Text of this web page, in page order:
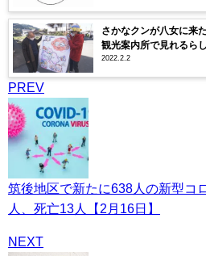
さかなクンが八女に来
観光案内所で見れるら
2022.2.2
PREV
筑後地区で新たに638人の新型
人、死亡13人【2月16日】
NEXT